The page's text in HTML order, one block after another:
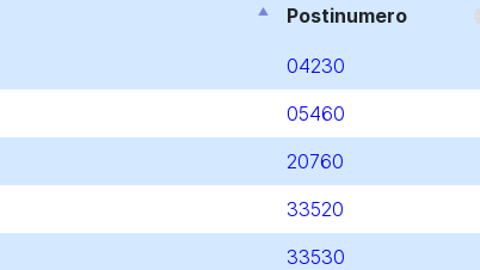
Postinumero
04230
05460
20760
33520
33530